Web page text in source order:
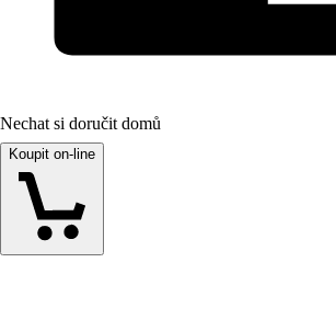
Nechat si doručit domů
Koupit on-line